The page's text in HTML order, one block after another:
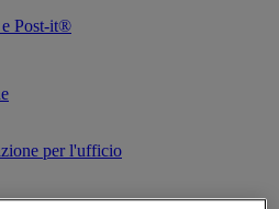
e Post-it®
per l'ufficio